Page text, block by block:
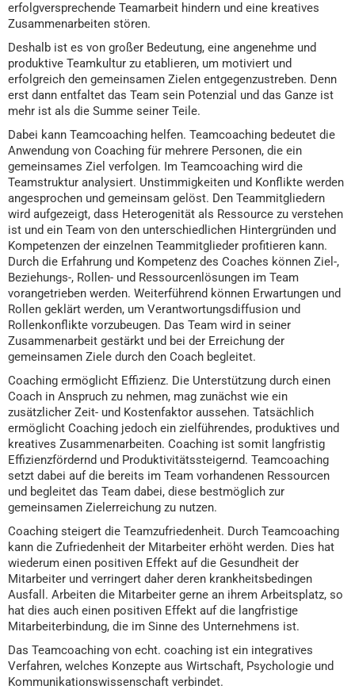
erfolgversprechende Teamarbeit hindern und eine kreatives
Zusammenarbeiten stören.
Deshalb ist es von großer Bedeutung, eine angenehme und
produktive Teamkultur zu etablieren, um motiviert und
erfolgreich den gemeinsamen Zielen entgegenzustreben. Denn
erst dann entfaltet das Team sein Potenzial und das Ganze ist
mehr ist als die Summe seiner Teile.
Dabei kann Teamcoaching helfen. Teamcoaching bedeutet die
Anwendung von Coaching für mehrere Personen, die ein
gemeinsames Ziel verfolgen. Im Teamcoaching wird die
Teamstruktur analysiert. Unstimmigkeiten und Konflikte werden
angesprochen und gemeinsam gelöst. Den Teammitgliedern
wird aufgezeigt, dass Heterogenität als Ressource zu verstehen
ist und ein Team von den unterschiedlichen Hintergründen und
Kompetenzen der einzelnen Teammitglieder profitieren kann.
Durch die Erfahrung und Kompetenz des Coaches können Ziel-,
Beziehungs-, Rollen- und Ressourcenlösungen im Team
vorangetrieben werden. Weiterführend können Erwartungen und
Rollen geklärt werden, um Verantwortungsdiffusion und
Rollenkonflikte vorzubeugen. Das Team wird in seiner
Zusammenarbeit gestärkt und bei der Erreichung der
gemeinsamen Ziele durch den Coach begleitet.
Coaching ermöglicht Effizienz. Die Unterstützung durch einen
Coach in Anspruch zu nehmen, mag zunächst wie ein
zusätzlicher Zeit- und Kostenfaktor aussehen. Tatsächlich
ermöglicht Coaching jedoch ein zielführendes, produktives und
kreatives Zusammenarbeiten. Coaching ist somit langfristig
Effizienzfördernd und Produktivitätssteigernd. Teamcoaching
setzt dabei auf die bereits im Team vorhandenen Ressourcen
und begleitet das Team dabei, diese bestmöglich zur
gemeinsamen Zielerreichung zu nutzen.
Coaching steigert die Teamzufriedenheit. Durch Teamcoaching
kann die Zufriedenheit der Mitarbeiter erhöht werden. Dies hat
wiederum einen positiven Effekt auf die Gesundheit der
Mitarbeiter und verringert daher deren krankheitsbedingen
Ausfall. Arbeiten die Mitarbeiter gerne an ihrem Arbeitsplatz, so
hat dies auch einen positiven Effekt auf die langfristige
Mitarbeiterbindung, die im Sinne des Unternehmens ist.
Das Teamcoaching von echt. coaching ist ein integratives
Verfahren, welches Konzepte aus Wirtschaft, Psychologie und
Kommunikationswissenschaft verbindet.